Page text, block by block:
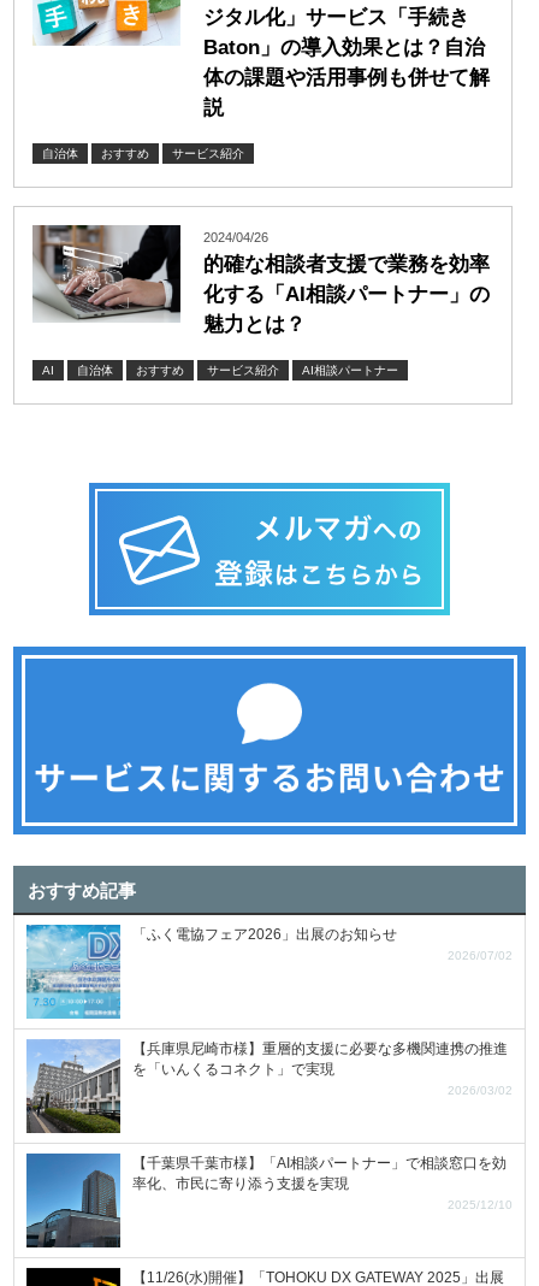
ジタル化」サービス「手続き
Baton」の導入効果とは？自治
体の課題や活用事例も併せて解
説
自治体 おすすめ サービス紹介
2024/04/26
的確な相談者支援で業務を効率
化する「AI相談パートナー」の
魅力とは？
AI 自治体 おすすめ サービス紹介 AI相談パートナー
おすすめ記事
「ふく電協フェア2026」出展のお知らせ
2026/07/02
【兵庫県尼崎市様】重層的支援に必要な多機関連携の推進
を「いんくるコネクト」で実現
2026/03/02
【千葉県千葉市様】「AI相談パートナー」で相談窓口を効
率化、市民に寄り添う支援を実現
2025/12/10
【11/26(水)開催】「TOHOKU DX GATEWAY 2025」出展